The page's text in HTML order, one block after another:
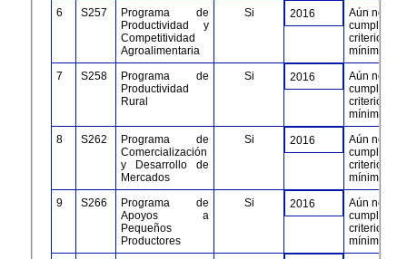
6
S257
Programa de
Productividad y
Competitividad
Agroalimentaria
Si 2016
Aún no
cumple con
criterios
mínimos
7
S258
​Programa de
Productividad
Rural​
Si 2016
Aún no
cumple con
criterios
mínimos
8
S262
Programa de
Comercialización
y Desarrollo de
Mercados
Si 2016
​Aún no
cumple con
criterios
mínimos
9
S266
Programa de
Apoyos a
Pequeños
Productores
Si 2016
Aún no
cumple con
criterios
mínimos